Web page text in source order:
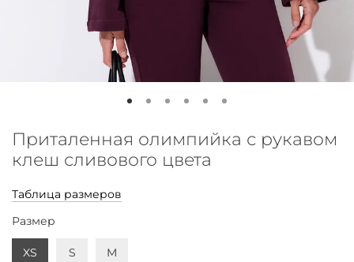
Приталенная олимпийка с рукавом
клеш сливового цвета
Таблица размеров
Размер
XS S M